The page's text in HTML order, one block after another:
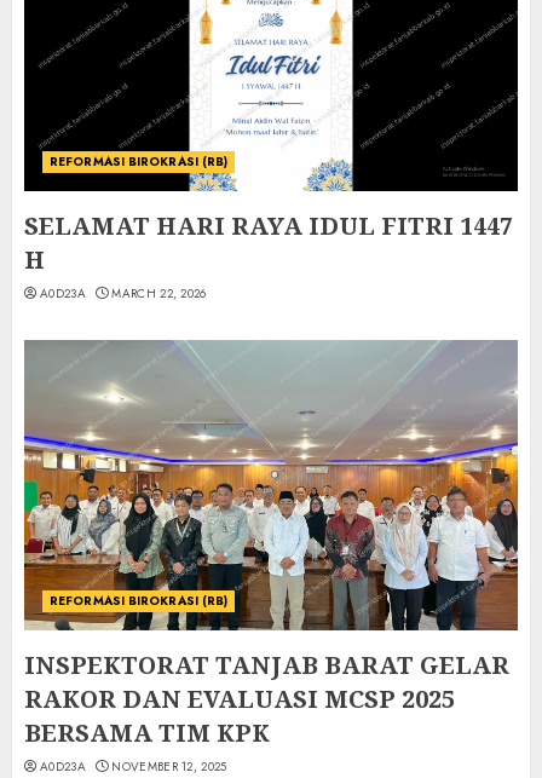
REFORMASI BIROKRASI (RB)
SELAMAT HARI RAYA IDUL FITRI 1447
H
A0D23A MARCH 22, 2026
REFORMASI BIROKRASI (RB)
INSPEKTORAT TANJAB BARAT GELAR
RAKOR DAN EVALUASI MCSP 2025
BERSAMA TIM KPK
A0D23A NOVEMBER 12, 2025